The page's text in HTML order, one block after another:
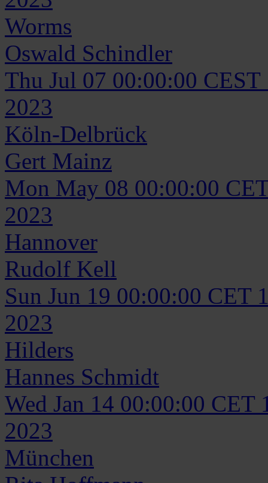
Worms
Oswald Schindler
Thu Jul 07 00:00:00 CEST
2023
Köln-Delbrück
Gert Mainz
Mon May 08 00:00:00
2023
Hannover
Rudolf Kell
Sun Jun 19 00:00:00 CET
2023
Hilders
Hannes Schmidt
Wed Jan 14 00:00:00 CET
2023
München